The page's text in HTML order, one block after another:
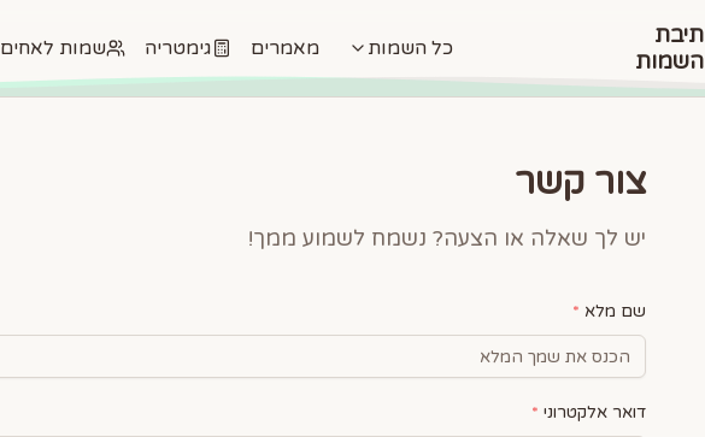
תיבת
השמות
כל השמות מאמרים גימטריה שמות לאחים
צור קשר
יש לך שאלה או הצעה? נשמח לשמוע ממך!
שם מלא *
דואר אלקטרוני *